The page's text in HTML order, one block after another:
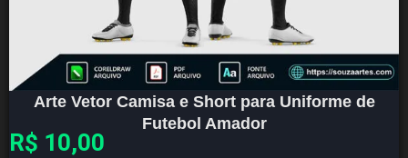
Arte Vetor Camisa e Short para Uniforme de
Futebol Amador
R$ 10,00